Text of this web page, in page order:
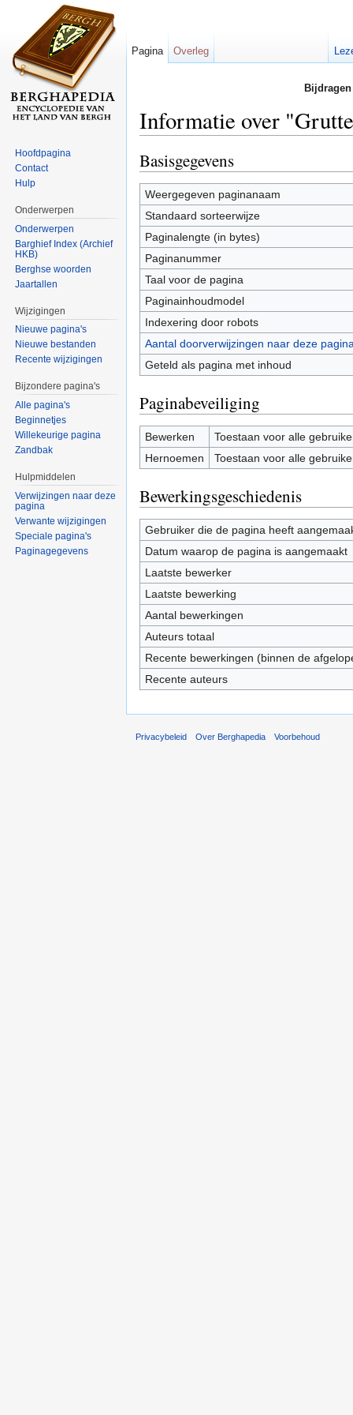
Informatie over
Basisgegevens
Weergegeven paginanaam
Standaard sorteerwijze
Paginalengte (in bytes)
Paginanummer
Taal voor de pagina
Paginainhoudmodel
Indexering door robots
Aantal doorverwijzingen naar deze
Geteld als pagina met inhoud
Paginabeveiliging
Bewerken
Toestaan voor alle
Hernoemen
Toestaan voor alle
Bewerkingsgeschiedenis
Gebruiker die de pagina heeft
Datum waarop de pagina is aangemaakt
Laatste bewerker
Laatste bewerking
Aantal bewerkingen
Auteurs totaal
Recente bewerkingen (binnen de
Recente auteurs
Pagina Overleg
Hoofdpagina
Contact
Hulp
Onderwerpen
Onderwerpen
Barghief Index (Archief
HKB)
Berghse woorden
Jaartallen
Wijzigingen
Nieuwe pagina's
Nieuwe bestanden
Recente wijzigingen
Bijzondere pagina's
Alle pagina's
Beginnetjes
Willekeurige pagina
Zandbak
Hulpmiddelen
Verwijzingen naar deze
pagina
Verwante wijzigingen
Speciale pagina's
Paginagegevens
Privacybeleid Over Berghapedia Voorbehoud